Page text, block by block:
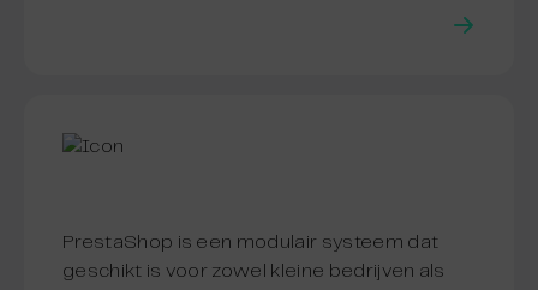
PrestaShop is een modulair systeem dat
geschikt is voor zowel kleine bedrijven als